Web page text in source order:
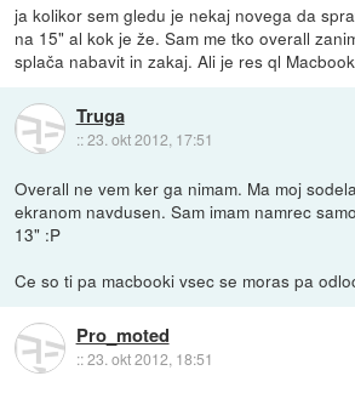
ja kolikor sem gledu je nekaj novega da
na 15" al kok je že. Sam me tko overall
splača nabavit in zakaj. Ali je res ql
Truga
::23. okt 2012, 17:51
Overall ne vem ker ga nimam. Ma moj
ekranom navdusen. Sam imam namrec
13" :P
Ce so ti pa macbooki vsec se moras pa
Pro_moted
::23. okt 2012, 18:51